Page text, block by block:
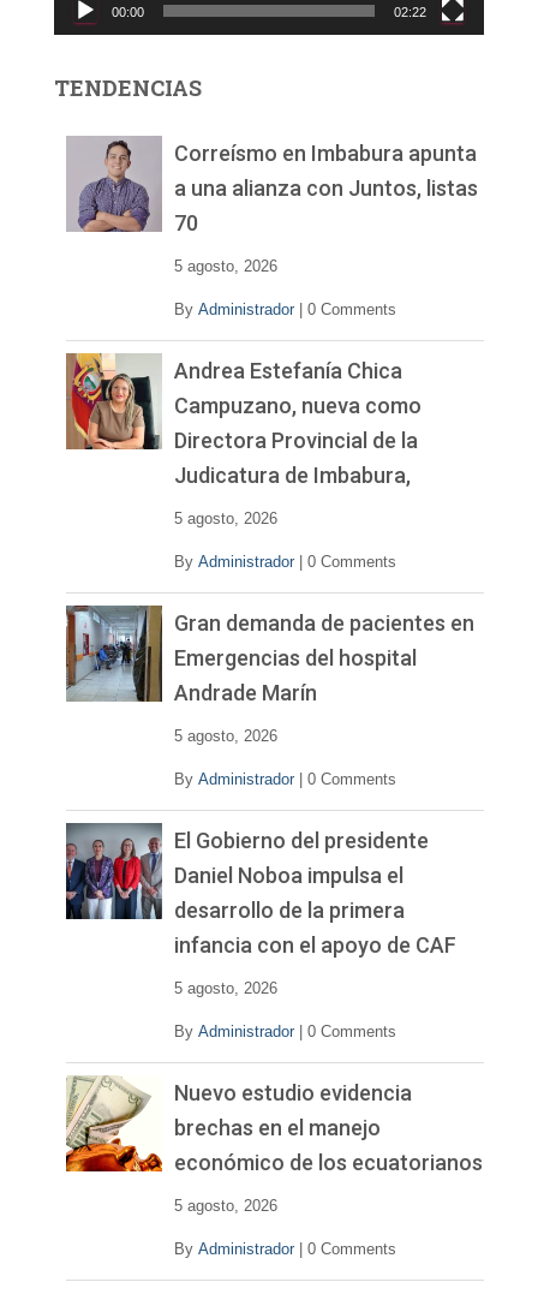
d
00:00 02:22
TENDENCIAS
Correísmo en Imbabura apunta
a una alianza con Juntos, listas
70
5 agosto, 2026
By Administrador 0 Comments
Andrea Estefanía Chica
Campuzano, nueva como
Directora Provincial de la
Judicatura de Imbabura,
5 agosto, 2026
By Administrador 0 Comments
Gran demanda de pacientes en
Emergencias del hospital
Andrade Marín
5 agosto, 2026
By Administrador 0 Comments
El Gobierno del presidente
Daniel Noboa impulsa el
desarrollo de la primera
infancia con el apoyo de CAF
5 agosto, 2026
By Administrador 0 Comments
Nuevo estudio evidencia
brechas en el manejo
económico de los ecuatorianos
5 agosto, 2026
By Administrador 0 Comments